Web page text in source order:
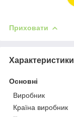
Приховати
Характеристики
Основні
Виробник
Країна виробник